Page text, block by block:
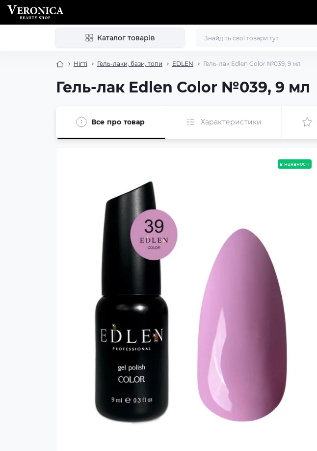
Каталог товарів
Нігті Гель-лаки, бази, топи EDLEN Гель-лак Edlen Color №039, 9 мл
Гель-лак Edlen Color №039, 9 мл
Все про товар Характеристики
в наявності